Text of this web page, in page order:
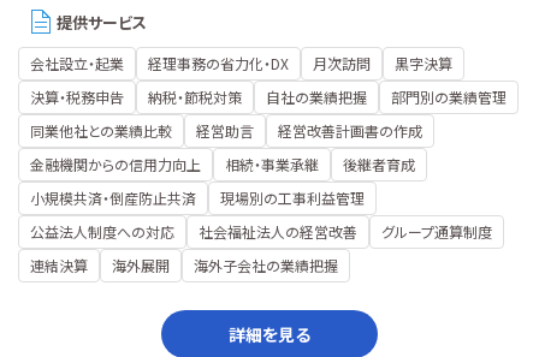
提供サービス
会社設立・起業 経理事務の省力化・DX 月次訪問
黒字決算
決算・税務申告
納税・節税対策 自社の業績把握
部門別の業績管理
同業他社との業績比較
経営助言
経営改善計画書の作成
金融機関からの信用力向上
相続・事業承継
後継者育成
小規模共済・倒産防止共済
現場別の工事利益管理
公益法人制度への対応
社会福祉法人の経営改善
グループ通算制度
連結決算
海外展開 海外子会社の業績把握
詳細を見る